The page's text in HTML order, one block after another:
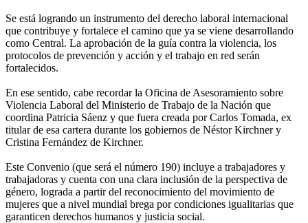
Se está logrando un instrumento del derecho laboral internacional
que contribuye y fortalece el camino que ya se viene desarrollando
como Central. La aprobación de la guía contra la violencia, los
protocolos de prevención y acción y el trabajo en red serán
fortalecidos.
En ese sentido, cabe recordar la Oficina de Asesoramiento sobre
Violencia Laboral del Ministerio de Trabajo de la Nación que
coordina Patricia Sáenz y que fuera creada por Carlos Tomada, ex
titular de esa cartera durante los gobiernos de Néstor Kirchner y
Cristina Fernández de Kirchner.
Este Convenio (que será el número 190) incluye a trabajadores y
trabajadoras y cuenta con una clara inclusión de la perspectiva de
género, lograda a partir del reconocimiento del movimiento de
mujeres que a nivel mundial brega por condiciones igualitarias que
garanticen derechos humanos y justicia social.